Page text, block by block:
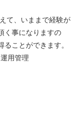
て、いままで経験が
く事になりますの
ことができます。
用管理